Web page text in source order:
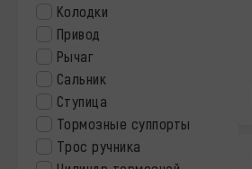
Колодки
Привод
Рычаг
Сальник
Ступица
Тормозные суппорты
Трос ручника